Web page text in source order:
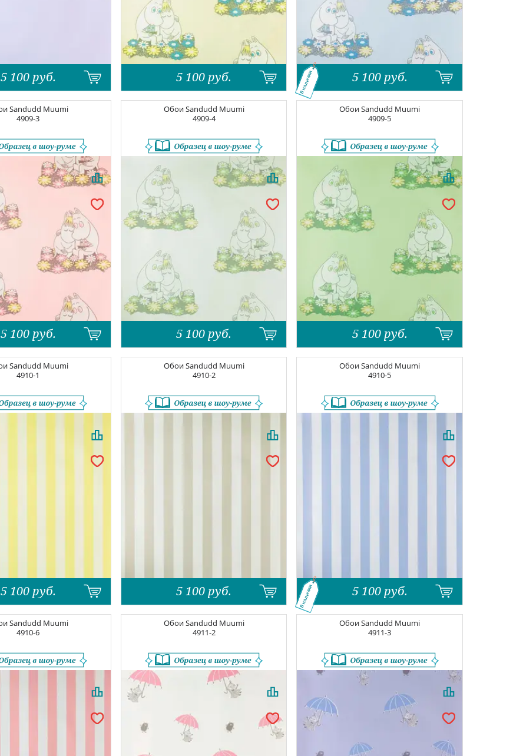
5 100 руб. 5 100 руб. 5 100 руб.
В наличии
Sandudd Muumi
4909-3
5 100 руб.
ОбоиSandudd Muumi
4909-4
5 100 руб.
ОбоиSandudd Muumi
4909-5
5 100 руб.
Sandudd Muumi
4910-1
5 100 руб.
ОбоиSandudd Muumi
4910-2
5 100 руб.
ОбоиSandudd Muumi
4910-5
5 100 руб.
В наличии
Sandudd Muumi
4910-6
ОбоиSandudd Muumi
4911-2
ОбоиSandudd Muumi
4911-3